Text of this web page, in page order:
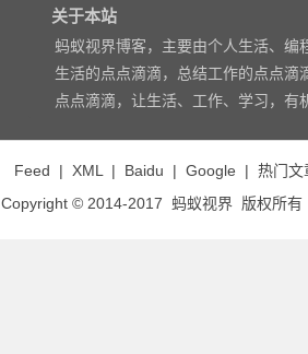
关于本站
蚂蚁视界博客，主要由个人生活、编
生活的点点滴滴，总结工作的点点滴
点点滴滴，让生活、工作、学习，有
Feed | XML | Baidu | Google | 热门文
Copyright © 2014-2017 蚂蚁视界 版权所有